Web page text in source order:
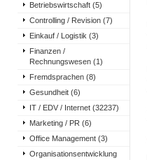
Betriebswirtschaft (5)
Controlling / Revision (7)
Einkauf / Logistik (3)
Finanzen /
Rechnungswesen (1)
Fremdsprachen (8)
Gesundheit (6)
IT / EDV / Internet (32237)
Marketing / PR (6)
Office Management (3)
Organisationsentwicklung